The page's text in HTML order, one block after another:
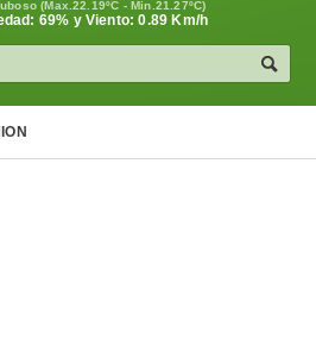
(Max.22.19ºC - Min.21.27ºC)
69% y Viento: 0.89 Km/h